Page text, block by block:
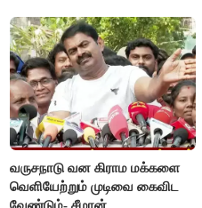
மார்க்கண்டேயன்
வருசநாடு வன கிராம மக்களை
வெளியேற்றும் முடிவை கைவிட